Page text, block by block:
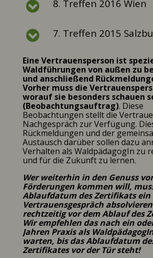
8. Treffen 2016 Wien
7. Treffen 2015
Eine Vertrauensperson ist
Waldführungen von außen zu
und anschließend
Vorher muss die
worauf sie besonders schauen
(Beobachtungsauftrag). Diese
Beobachtungen stellt die
Nachgespräch zur Verfügung.
Rückmeldungen und der
Austausch darüber sollen dazu
Verhalten als WaldpädagogIn zu
und für die Zukunft zu lernen.
Wer weiterhin in den Genuss
Förderungen kommen will,
Ablaufdatum des Zertifikats ein
Vertrauensgespräch
rechtzeitig vor dem Ablauf des
Wir empfehlen das nach ein
Jahren Praxis als
warten, bis das Ablaufdatum
Zertifikates vor der Tür steht!